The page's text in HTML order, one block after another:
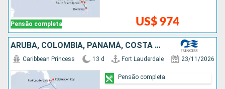
Pensão completa US$ 974
ARUBA, COLOMBIA, PANAMÁ, COSTA RICA, BAHAMAS, ESTADOS UNIDOS
Caribbean Princess 13 d Fort Lauderdale 23/11/2026
Pensão completa